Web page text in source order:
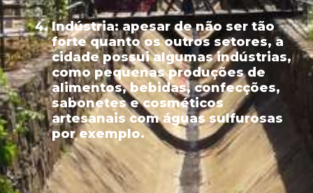
Indústria:apesar de não ser tão
forte quanto os outros setores, a
cidade possui algumas indústrias,
como pequenas produções de
alimentos, bebidas, confecções,
sabonetes e cosméticos
artesanais com águas sulfurosas
por exemplo.